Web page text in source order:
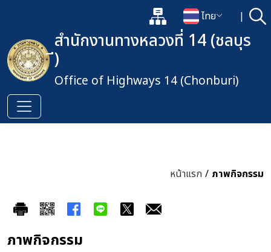
แผนผังเว็บไซต์
เปลี่ยนภาษา
ไทย | ค้
เปิดกล่องค้นหาข้อมูลหลักของเ
สำนักงานทางหลวงที่ 14 (ชลบุร
ี)
Office of Highways 14 (Chonburi)
หน้าแรก / ภาพกิจกรรม
ภาพกิจกรรม